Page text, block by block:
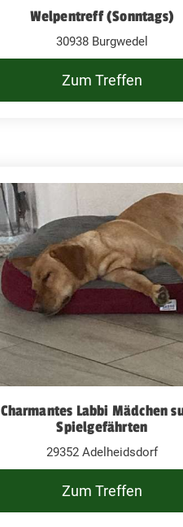
Welpentreff (Sonntags)
30938 Burgwedel
Zum Treffen
Charmantes Labbi Mädchen
Spielgefährten
29352 Adelheidsdorf
Zum Treffen